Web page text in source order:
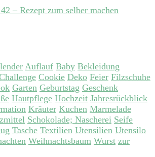
– Rezept zum selber machen
Auflauf Baby Bekleidung
Cookie Deko Feier Filzschuhe
Garten Geburtstag Geschenk
Hautpflege Hochzeit Jahresrückblick
Kräuter Kuchen Marmelade
Schokolade; Nascherei Seife
Tasche Textilien Utensilien Utensilo
Weihnachtsbaum Wurst zur